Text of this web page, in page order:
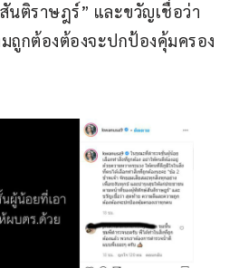
ติราษฎร์” และขวัญเชื่อว่า
ถูกต้องต้องจะปกป้องคุ้มครอง